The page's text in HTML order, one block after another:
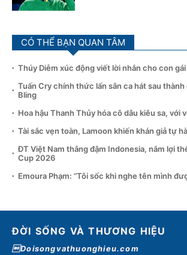
CÓ THỂ BẠN QUAN TÂM
Thúy Diễm xúc động viết lời nhắn cho con
Tuấn Cry chính thức lấn sân ca hát sau
Bling
Hoa hậu Thanh Thủy hóa cô dâu kiêu sa, với
Tài sắc vẹn toàn, Lamoon khiến khán giả tự
ĐT Việt Nam thắng đậm Indonesia, nắm lợi
Cup 2026
Emoura Phạm: “Tôi sốc khi nghe tên mình
ĐỜI SỐNG VÀ THƯƠNG HIỆU
Doisongvathuonghieu.com